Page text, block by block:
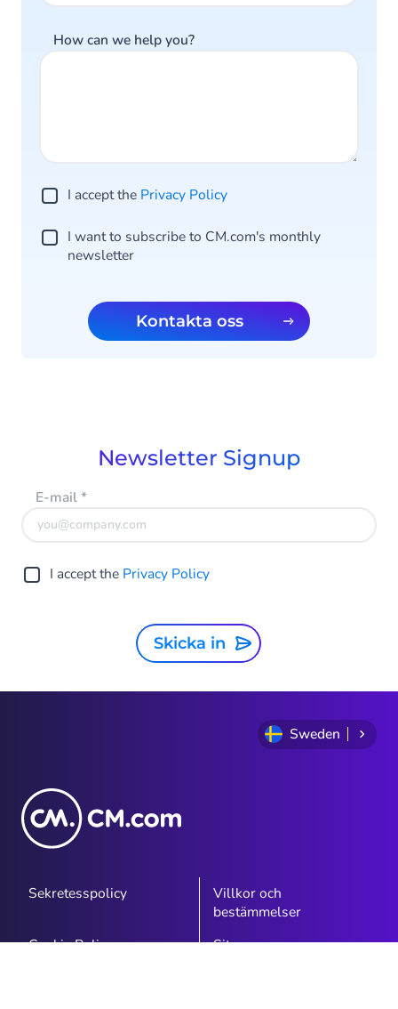
How can we help you?
I accept the Privacy Policy
I want to subscribe to CM.com's monthly
newsletter
Kontakta oss
Newsletter Signup
E-mail*
I accept the Privacy Policy
Skicka in
Sweden
Sekretesspolicy
Villkor och
bestämmelser
Cookie Policy
Sitemap